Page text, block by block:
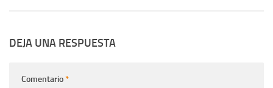
DEJA UNA RESPUESTA
Comentario*